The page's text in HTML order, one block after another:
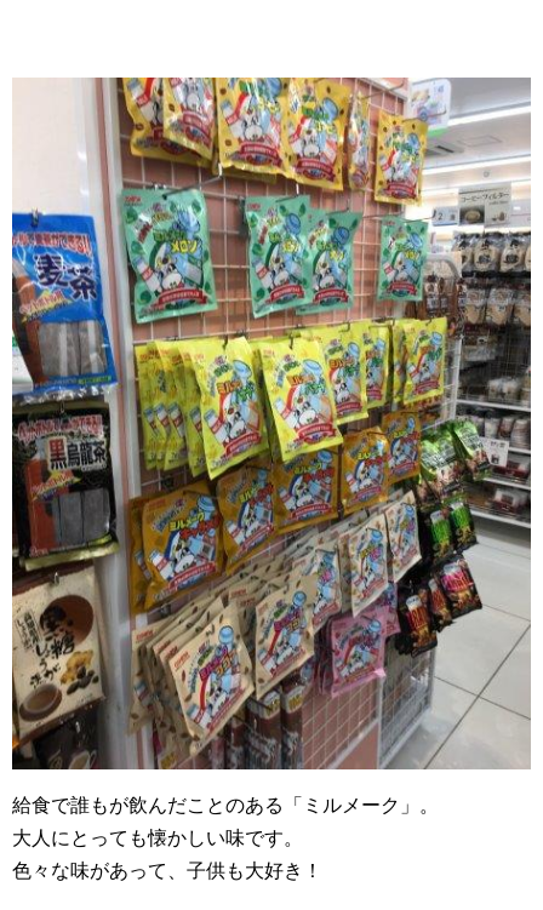
給食で誰もが飲んだことのある「ミルメーク」。
大人にとっても懐かしい味です。
色々な味があって、子供も大好き！